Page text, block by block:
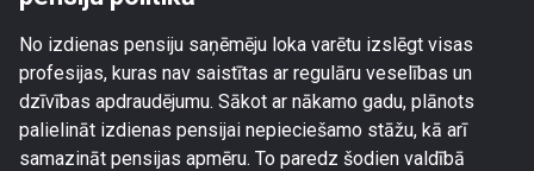
No izdienas pensiju saņēmēju loka varētu izslēgt visas
profesijas, kuras nav saistītas ar regulāru veselības un
dzīvības apdraudējumu. Sākot ar nākamo gadu, plānots
palielināt izdienas pensijai nepieciešamo stāžu, kā arī
samazināt pensijas apmēru. To paredz šodien valdībā